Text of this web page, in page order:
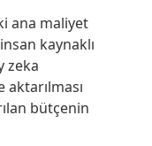
ana maliyet
kaynaklı
zeka
bütçenin